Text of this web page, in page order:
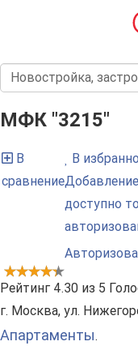
МФК "3215"
В
сравнение
В
доступно
Рейтинг 4.30 из 5
г. Москва, ул.
Апартаменты.